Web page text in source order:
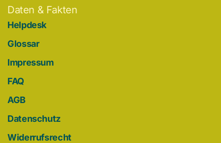
Daten & Fakten
Helpdesk
Glossar
Impressum
FAQ
AGB
Datenschutz
Widerrufsrecht